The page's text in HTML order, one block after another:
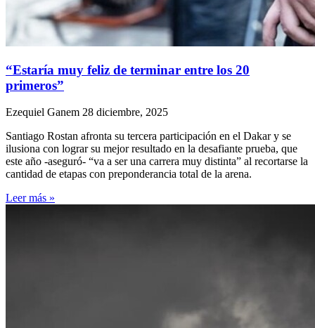
“Estaría muy feliz de terminar entre los 20
primeros”
Ezequiel Ganem 28 diciembre, 2025
Santiago Rostan afronta su tercera participación en el Dakar y se
ilusiona con lograr su mejor resultado en la desafiante prueba, que
este año -aseguró- “va a ser una carrera muy distinta” al recortarse la
cantidad de etapas con preponderancia total de la arena.
Leer más »